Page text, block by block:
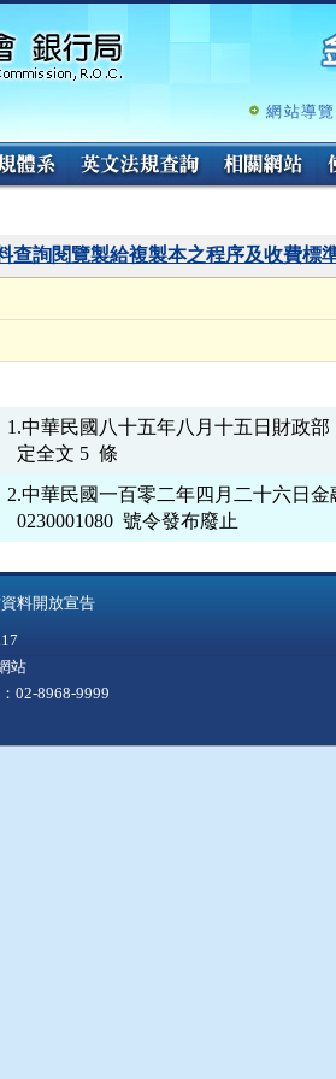
跳
容
網站導覽
查詢閱覽製給複製本之程序及收費標
1.中華民國八十五年八月十五日財政部
2.中華民國一百零二年四月二十六日
  0230001080  號令發布廢止
料開放宣告
站
02-8968-9999